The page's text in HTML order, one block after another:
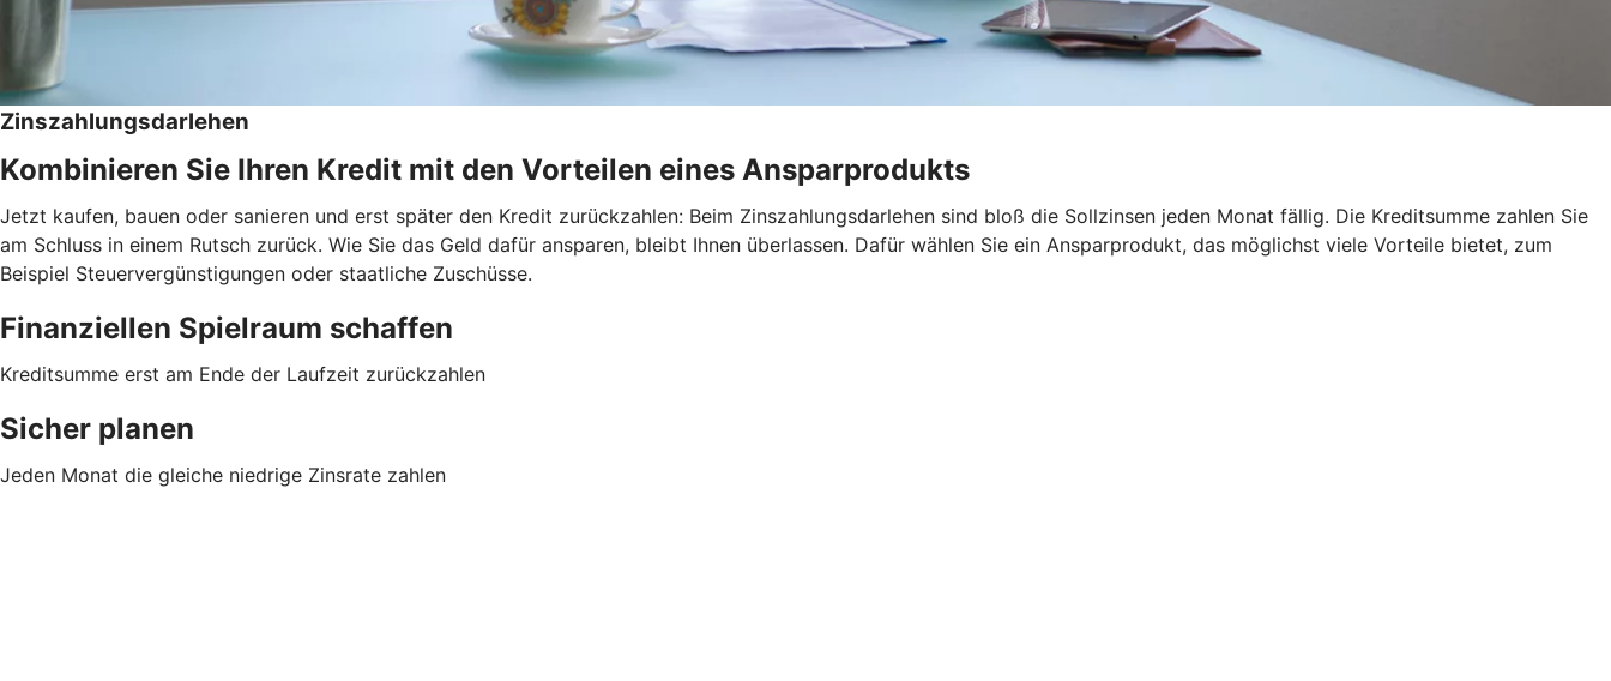
Zinszahlungsdarlehen
Kombinieren Sie Ihren Kredit mit den Vorteilen eines Ansparprodukts
Jetzt kaufen, bauen oder sanieren und erst später den Kredit zurückzahlen: Beim Zinszahlungsdarlehen sind bloß die Sollzinsen jeden Monat fällig. Die Kreditsumme zahlen Sie
am Schluss in einem Rutsch zurück. Wie Sie das Geld dafür ansparen, bleibt Ihnen überlassen. Dafür wählen Sie ein Ansparprodukt, das möglichst viele Vorteile bietet, zum
Beispiel Steuervergünstigungen oder staatliche Zuschüsse.
Finanziellen Spielraum schaffen
Kreditsumme erst am Ende der Laufzeit zurückzahlen
Sicher planen
Jeden Monat die gleiche niedrige Zinsrate zahlen